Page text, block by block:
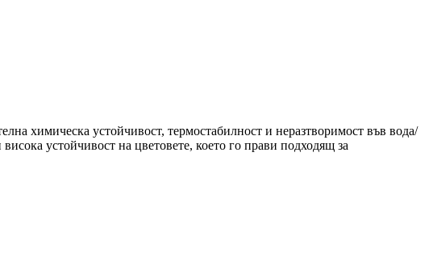
химическа устойчивост, термостабилност и неразтворимост във вода/
устойчивост на цветовете, което го прави подходящ за